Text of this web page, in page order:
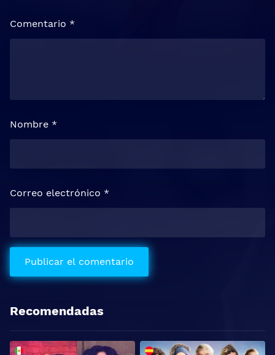
Comentario *
Nombre *
Correo electrónico *
Recomendadas